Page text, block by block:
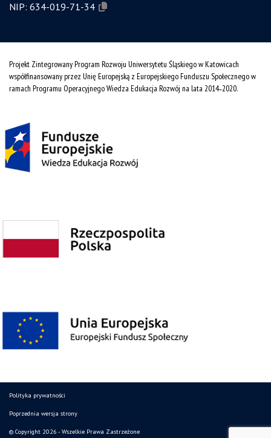
NIP: 634-019-71-34
Projekt Zintegrowany Program Rozwoju Uniwersytetu Śląskiego w Katowicach
współfinansowany przez Unię Europejską z Europejskiego Funduszu Społecznego w
ramach Programu Operacyjnego Wiedza Edukacja Rozwój na lata 2014˗2020.
Polityka prywatności
Poprzednia wersja strony
© Copyright 2026 - Wszelkie Prawa Zastrzeżone